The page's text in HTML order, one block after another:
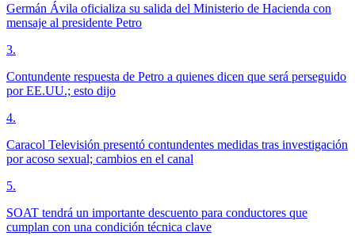
Germán Ávila oficializa su salida del Ministerio de Hacienda con
mensaje al presidente Petro
3.
Contundente respuesta de Petro a quienes dicen que será perseguido
por EE.UU.; esto dijo
4.
Caracol Televisión presentó contundentes medidas tras investigación
por acoso sexual; cambios en el canal
5.
SOAT tendrá un importante descuento para conductores que
cumplan con una condición técnica clave